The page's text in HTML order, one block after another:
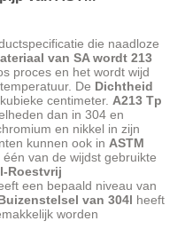
die naadloze
van SA wordt 213
proces en het wordt wijd
De Dichtheid
centimeter. A213 Tp
dan in 304 en
en nikkel in zijn
kunnen ook in ASTM
van de wijdst gebruikte
Roestvrij
een bepaald niveau van
van 304l heeft
worden